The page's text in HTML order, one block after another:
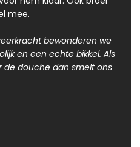
mee.
bewonderen we
en een echte bikkel. Als
de douche dan smelt ons